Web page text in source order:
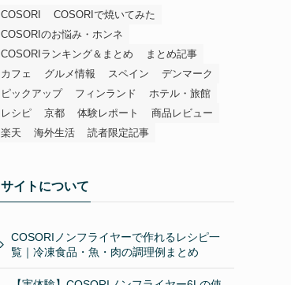
COSORI
COSORIで焼いてみた
COSORIのお悩み・ホンネ
COSORIランキング＆まとめ
まとめ記事
カフェ
グルメ情報 スペイン
デンマーク
ピックアップ
フィンランド
ホテル・旅館
レシピ
京都 体験レポート
商品レビュー
楽天
海外生活 読者限定記事
サイトについて
COSORIノンフライヤーで作れるレシピ一
覧｜冷凍食品・魚・肉の調理例まとめ